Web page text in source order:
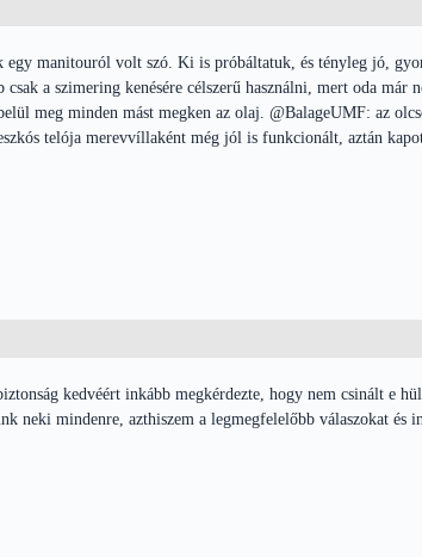
egy manitouról volt szó. Ki is próbáltatuk, és tényleg jó,
a szimering kenésére célszerű használni, mert oda már
meg minden mást megken az olaj. @BalageUMF: az
telója merevvíllaként még jól is funkcionált, aztán
kedvéért inkább megkérdezte, hogy nem csinált e
neki mindenre, azthiszem a legmegfelelőbb válaszokat